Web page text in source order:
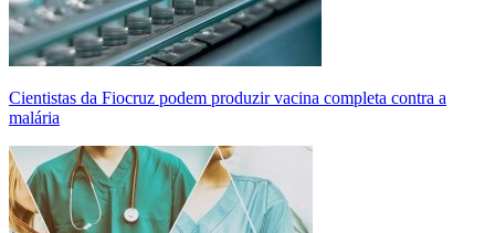
Cientistas da Fiocruz podem produzir vacina completa contra a
malária